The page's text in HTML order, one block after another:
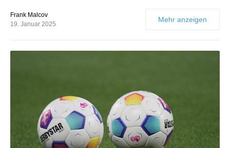
Frank Malcov
19. Januar 2025
Mehr anzeigen